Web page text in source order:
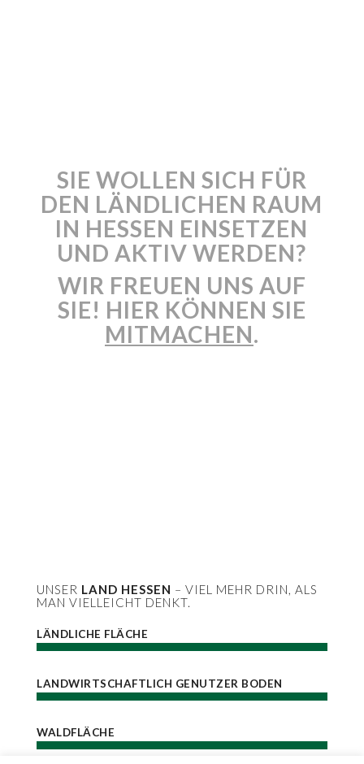
SIE WOLLEN SICH FÜR
DEN LÄNDLICHEN RAUM
IN HESSEN EINSETZEN
UND AKTIV WERDEN?
WIR FREUEN UNS AUF
SIE! HIER KÖNNEN SIE
MITMACHEN.
UNSER LAND HESSEN – VIEL MEHR DRIN, ALS
MAN VIELLEICHT DENKT.
LÄNDLICHE FLÄCHE
LANDWIRTSCHAFTLICH GENUTZER BODEN
WALDFLÄCHE